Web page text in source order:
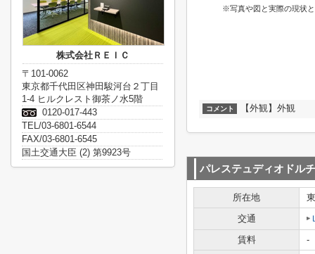
※写真や図と実際の現状
コメント 【外観】外観
パレステュディオドル
所在地
交通
賃料
-
株式会社ＲＥＩＣ
〒101-0062
東京都千代田区神田駿河台２丁目
1-4 ヒルクレスト御茶ノ水5階
0120-017-443
TEL/03-6801-6544
FAX/03-6801-6545
国土交通大臣 (2) 第9923号